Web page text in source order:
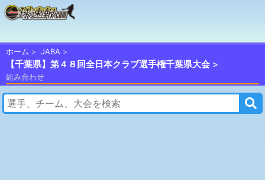
ホーム JABA
【千葉県】第４８回全日本クラブ選手権千葉県大会
組み合わせ